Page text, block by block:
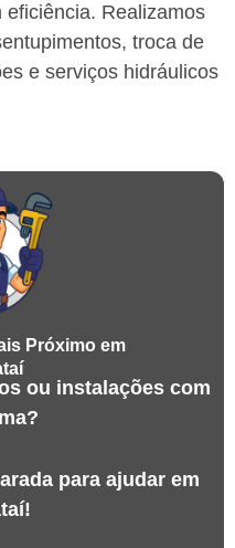
Realizamos
troca de
e serviços hidráulicos
Próximo em
ou instalações com
para ajudar em